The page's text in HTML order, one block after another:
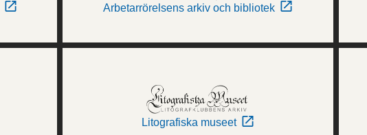
Arbetarrörelsens arkiv och bibliotek
Litografiska museet